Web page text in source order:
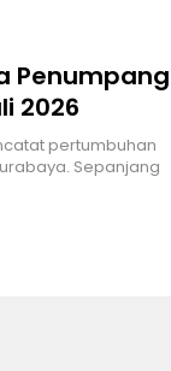
Penumpang
2026
pertumbuhan
Sepanjang